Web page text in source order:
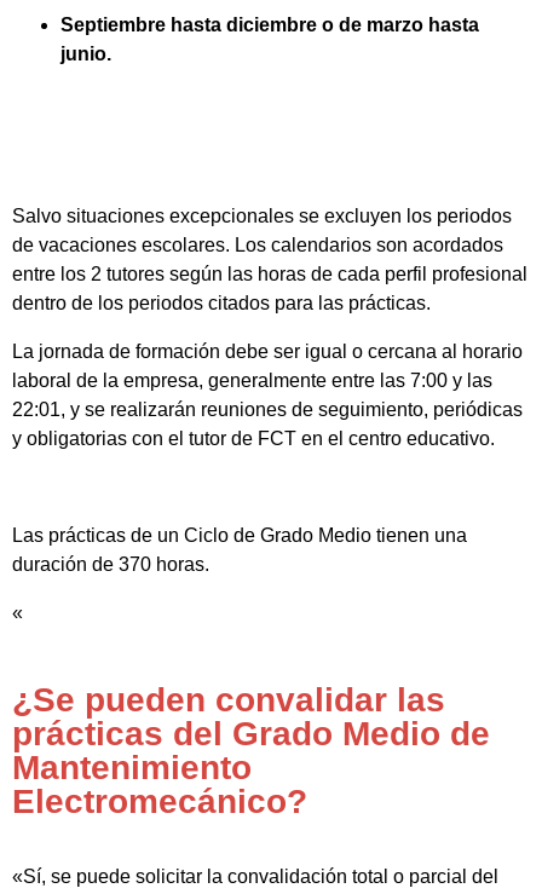
Septiembre hasta diciembre o de marzo hasta
junio.
Salvo situaciones excepcionales se excluyen los periodos
de vacaciones escolares. Los calendarios son acordados
entre los 2 tutores según las horas de cada perfil profesional
dentro de los periodos citados para las prácticas.
La jornada de formación debe ser igual o cercana al horario
laboral de la empresa, generalmente entre las 7:00 y las
22:01, y se realizarán reuniones de seguimiento, periódicas
y obligatorias con el tutor de FCT en el centro educativo.
Las prácticas de un Ciclo de Grado Medio tienen una
duración de 370 horas.
«
¿Se pueden convalidar las
prácticas del Grado Medio de
Mantenimiento
Electromecánico?
«Sí, se puede solicitar la convalidación total o parcial del